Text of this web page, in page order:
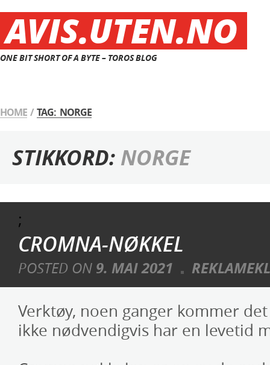
AVIS.UTEN.NO
ONE BIT SHORT OF A BYTE – TOROS BLOG
HOME /TAG: NORGE
STIKKORD: NORGE
;
CROMNA-NØKKEL
POSTED ON 9. MAI 2021
Verktøy, noen ganger kommer
ikke nødvendigvis har en levetid